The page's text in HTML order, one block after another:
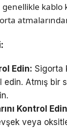
kablo
Edin: Sigorta
edin. Atmış bir
Kontrol
veya